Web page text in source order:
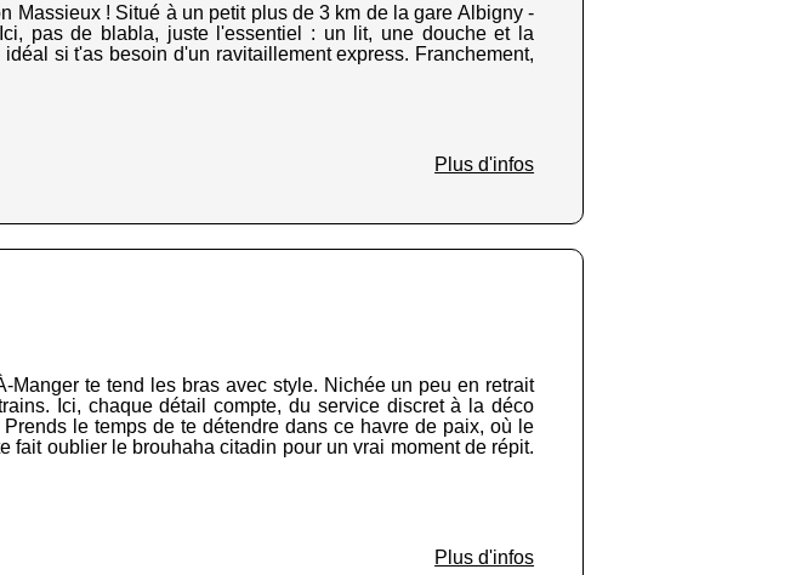
Massieux ! Situé à un petit plus de 3 km de la gare Albigny -
pas de blabla, juste l'essentiel : un lit, une douche et la
si t'as besoin d'un ravitaillement express. Franchement,
Plus d'infos
te tend les bras avec style. Nichée un peu en retrait
Ici, chaque détail compte, du service discret à la déco
le temps de te détendre dans ce havre de paix, où le
fait oublier le brouhaha citadin pour un vrai moment de répit.
Plus d'infos